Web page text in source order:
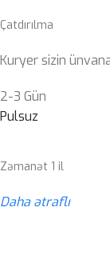
Çatdırılma
Kuryer sizin
2-3 Gün
Pulsuz
Zəmanət 1 il
Daha ətraflı